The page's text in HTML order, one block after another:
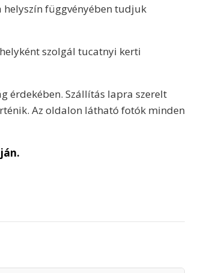
helyszín függvényében tudjuk
szolgál tucatnyi kerti
érdekében. Szállítás lapra szerelt
Az oldalon látható fotók minden